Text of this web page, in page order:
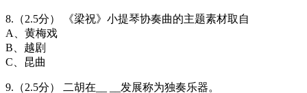
8.（2.5分） 《梁祝》小提琴协奏曲的主题素材取自
A、黄梅戏
B、越剧
C、昆曲
9.（2.5分） 二胡在__ __发展称为独奏乐器。